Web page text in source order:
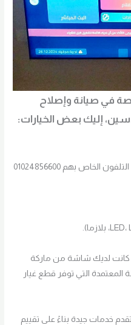
في صيانة وإصلاح
إليك بعض الخيارات:
الخاص بهم 01024856600
كانت لديك شاشة من ماركة
المعتمدة التي توفر قطع غيار
خدمات جيدة بناءً على تقييم